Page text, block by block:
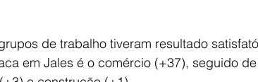
de trabalho tiveram resultado
em Jales é o comércio (+37), seguido